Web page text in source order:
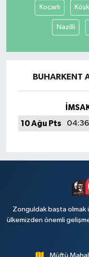
Koçarlı Köşk
Nazilli
BUHARKENT
10 Ağu Pts
04:36
Zonguldak başta olmak
ülkemizden önemli
Müftü
Son Dakika